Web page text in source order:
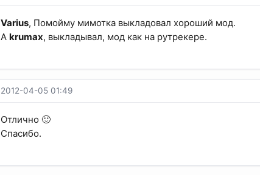
Varius, Помойму мимотка выкладовал хороший мод.
А krumax, выкладывал, мод как на рутрекере.
2012-04-05 01:49
Отлично 🙂
Спасибо.